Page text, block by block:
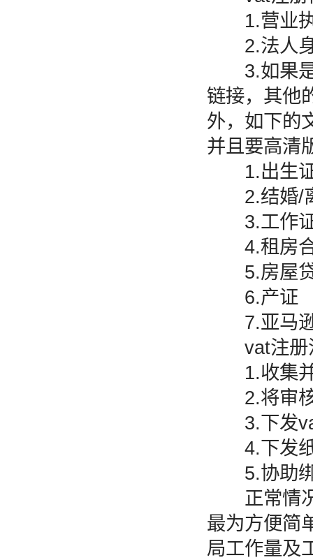
1.营业执
2.法人身
3.如果是
链接，其他
外，如下的
并且要高清
1.出生证
2.结婚/
3.工作
4.租房
5.房屋贷
6.产证
7.亚马逊
vat注册
1.收集并
2.将审核
3.下发vat
4.下发纸
5.协助绑
正常情况
最为方便简
局工作量及